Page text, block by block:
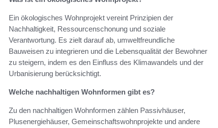
Ein ökologisches Wohnprojekt vereint Prinzipien der
Nachhaltigkeit, Ressourcenschonung und soziale
Verantwortung. Es zielt darauf ab, umweltfreundliche
Bauweisen zu integrieren und die Lebensqualität der Bewohner
zu steigern, indem es den Einfluss des Klimawandels und der
Urbanisierung berücksichtigt.
Welche nachhaltigen Wohnformen gibt es?
Zu den nachhaltigen Wohnformen zählen Passivhäuser,
Plusenergiehäuser, Gemeinschaftswohnprojekte und andere